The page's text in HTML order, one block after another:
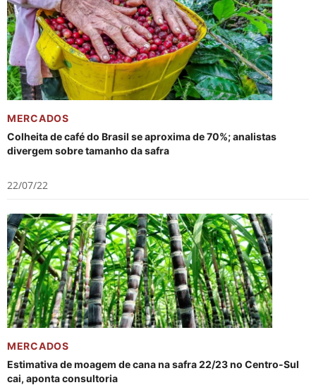
MERCADOS
Colheita de café do Brasil se aproxima de 70%; analistas
divergem sobre tamanho da safra
22/07/22
MERCADOS
Estimativa de moagem de cana na safra 22/23 no Centro-Sul
cai, aponta consultoria